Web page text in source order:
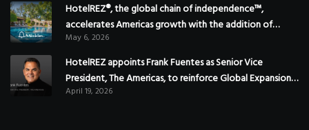
HotelREZ®, the global chain of independence™,
accelerates Americas growth with the addition of
Hoteles Misión in Mexico
May 6, 2026
HotelREZ appoints Frank Fuentes as Senior Vice
President, The Americas, to reinforce Global Expansion
Strategy
April 19, 2026